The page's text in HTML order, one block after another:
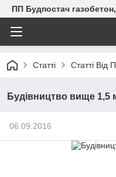
ПП Будпостач газобетон,
Статті Статті Від
Будівництво вище 1,5
06.09.2016